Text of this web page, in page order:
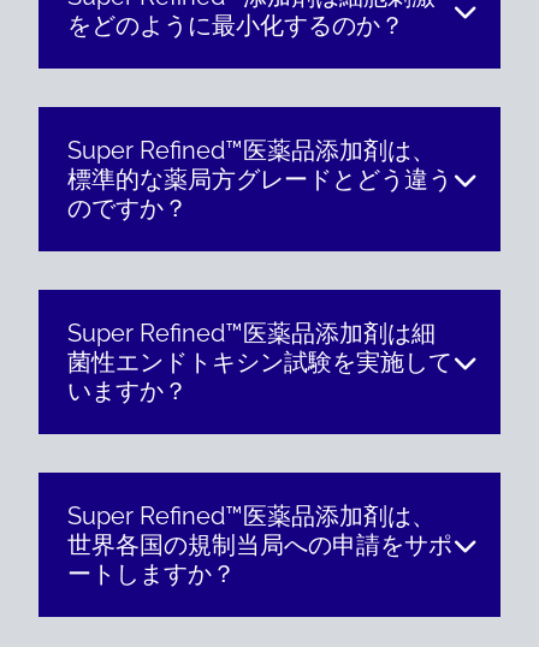
をどのように最小化するのか？
Super Refined™医薬品添加剤は、
標準的な薬局方グレードとどう違う
のですか？
Super Refined™医薬品添加剤は細
菌性エンドトキシン試験を実施して
いますか？
Super Refined™医薬品添加剤は、
世界各国の規制当局への申請をサポ
ートしますか？